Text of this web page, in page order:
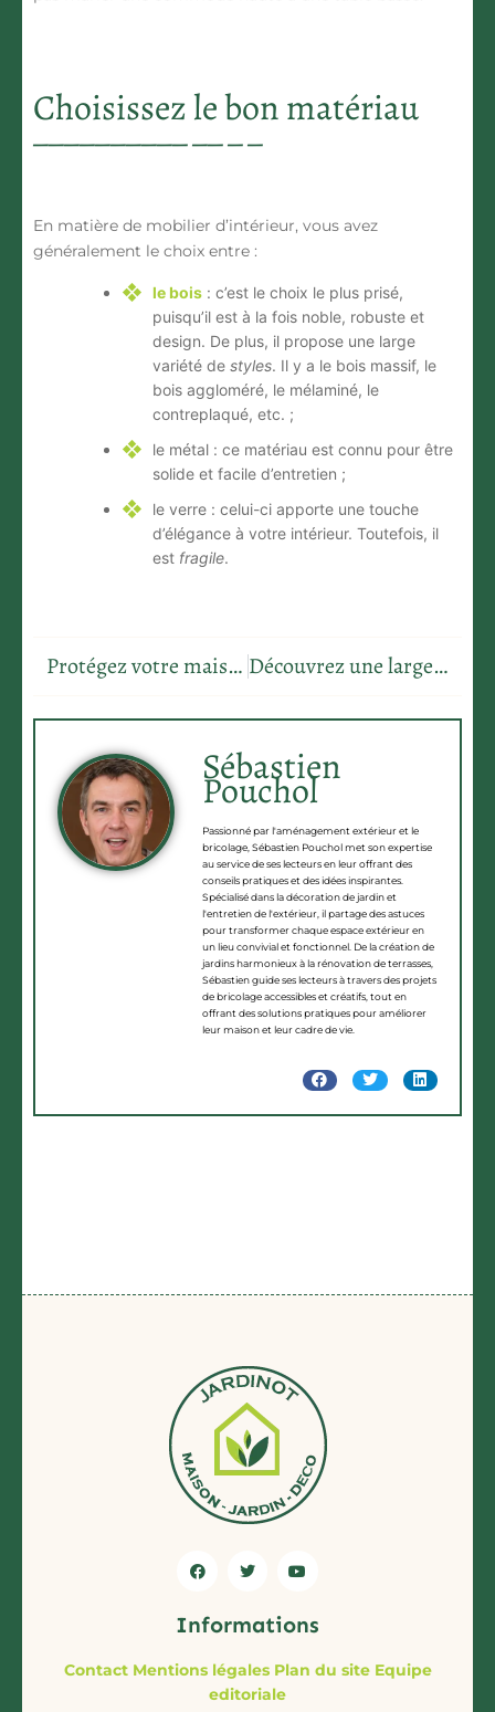
Choisissez le bon matériau
En matière de mobilier d’intérieur, vous avez
généralement le choix entre :
le bois : c’est le choix le plus prisé,
puisqu’il est à la fois noble, robuste et
design. De plus, il propose une large
variété de styles. Il y a le bois massif, le
bois aggloméré, le mélaminé, le
contreplaqué, etc. ;
le métal : ce matériau est connu pour être
solide et facile d’entretien ;
le verre : celui-ci apporte une touche
d’élégance à votre intérieur. Toutefois, il
est fragile.
Protégez votre maison et vos biens : savoir repérer les arnaques de déménagement Découvrez une large gamme de coque piscine avec plage chez Neptune Piscines
Sébastien
Pouchol
Passionné par l'aménagement extérieur et le
bricolage, Sébastien Pouchol met son expertise
au service de ses lecteurs en leur offrant des
conseils pratiques et des idées inspirantes.
Spécialisé dans la décoration de jardin et
l'entretien de l'extérieur, il partage des astuces
pour transformer chaque espace extérieur en
un lieu convivial et fonctionnel. De la création de
jardins harmonieux à la rénovation de terrasses,
Sébastien guide ses lecteurs à travers des projets
de bricolage accessibles et créatifs, tout en
offrant des solutions pratiques pour améliorer
leur maison et leur cadre de vie.
Informations
Contact Mentions légales Plan du site Equipe
editoriale